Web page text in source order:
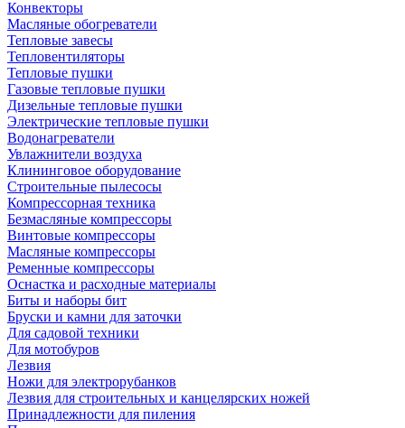
Конвекторы
Масляные обогреватели
Тепловые завесы
Тепловентиляторы
Тепловые пушки
Газовые тепловые пушки
Дизельные тепловые пушки
Электрические тепловые пушки
Водонагреватели
Увлажнители воздуха
Клининговое оборудование
Строительные пылесосы
Компрессорная техника
Безмасляные компрессоры
Винтовые компрессоры
Масляные компрессоры
Ременные компрессоры
Оснастка и расходные материалы
Биты и наборы бит
Бруски и камни для заточки
Для садовой техники
Для мотобуров
Лезвия
Ножи для электрорубанков
Лезвия для строительных и канцелярских ножей
Принадлежности для пиления